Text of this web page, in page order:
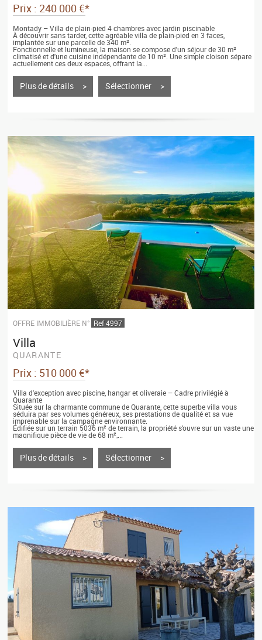
Prix : 240 000 €*
Montady – Villa de plain-pied 4 chambres avec jardin piscinable
À découvrir sans tarder, cette agréable villa de plain-pied en 3 faces,
implantée sur une parcelle de 340 m².
Fonctionnelle et lumineuse, la maison se compose d'un séjour de 30 m²
climatisé et d'une cuisine indépendante de 10 m². Une simple cloison sépare
actuellement ces deux espaces, offrant la...
Plus de détails > Sélectionner >
OFFRE IMMOBILIÈRE N° Ref 4997
Villa
QUARANTE
Prix : 510 000 €*
Villa d'exception avec piscine, hangar et oliveraie – Cadre privilégié à
Quarante
Située sur la charmante commune de Quarante, cette superbe villa vous
séduira par ses volumes généreux, ses prestations de qualité et sa vue
imprenable sur la campagne environnante.
Édifiée sur un terrain 5036 m² de terrain, la propriété s'ouvre sur un vaste une
magnifique pièce de vie de 68 m²,...
Plus de détails > Sélectionner >